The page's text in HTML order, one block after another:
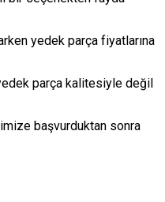
yedek parça fiyatlarına
parça kalitesiyle değil
başvurduktan sonra